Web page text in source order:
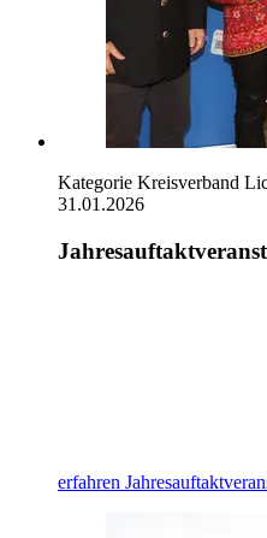
Kategorie Kreisverband
31.01.2026
erfahren